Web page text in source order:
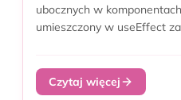
ubocznych w
umieszczony w useEffect
Czytaj więcej